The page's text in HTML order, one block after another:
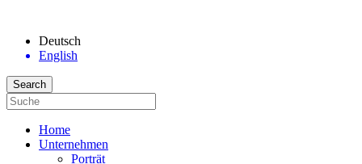
Deutsch
English
Home
Unternehmen
Porträt